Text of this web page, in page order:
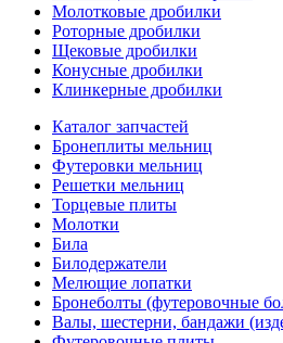
Молотковые дробилки
Роторные дробилки
Щековые дробилки
Конусные дробилки
Клинкерные дробилки
Каталог запчастей
Бронеплиты мельниц
Футеровки мельниц
Решетки мельниц
Торцевые плиты
Молотки
Била
Билодержатели
Мелющие лопатки
Бронеболты (футеровочные
Валы, шестерни, бандажи